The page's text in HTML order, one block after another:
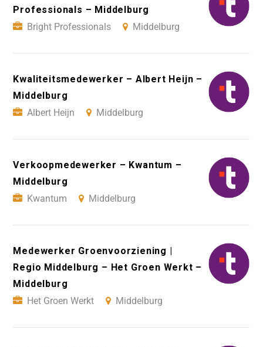
Professionals – Middelburg
Bright Professionals
Middelburg
Kwaliteitsmedewerker – Albert Heijn –
Middelburg
Albert Heijn
Middelburg
Verkoopmedewerker – Kwantum –
Middelburg
Kwantum
Middelburg
Medewerker Groenvoorziening |
Regio Middelburg – Het Groen Werkt –
Middelburg
Het Groen Werkt
Middelburg